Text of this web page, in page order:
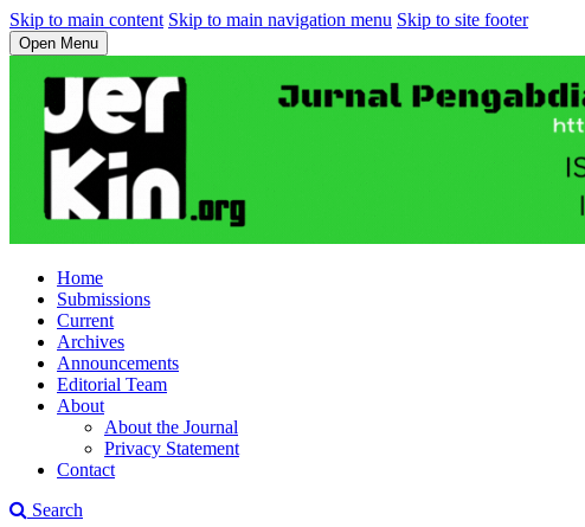
Skip to main content Skip to main navigation menu Skip to site footer
Open Menu
Home
Submissions
Current
Archives
Announcements
Editorial Team
About
About the Journal
Privacy Statement
Contact
Search